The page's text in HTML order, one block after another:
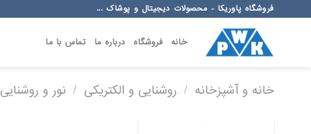
to
فروشگاه پاوریکا - محصولات دیجیتال و پوشاک ...
خانه فروشگاه درباره ما تماس با ما
خانه و آشپزخانه / روشنایی و الکتریکی / نور و روشنایی